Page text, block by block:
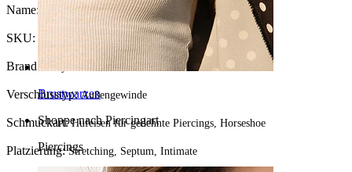
Brustwarzen
Shoppe nach Piercingart
Piercings
Name: Großes Hufeisen in vielen Farben
SKU: Horseshoe-21
Brand: Bodymod Moments
Verschlusstyp:Außengewinde
Schmuckart:Hufeisen für gedehnte Piercings, Horseshoe
Platzierung:Stretching, Septum, Intimate